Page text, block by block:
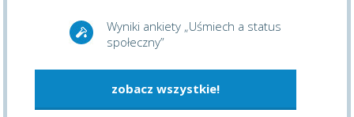
Wyniki ankiety „Uśmiech a status
społeczny”
zobacz wszystkie!